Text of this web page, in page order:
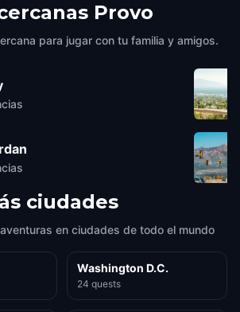
Provo
para jugar con tu familia y amigos.
ciudades
en ciudades de todo el mundo
Washington D.C.
24 quests